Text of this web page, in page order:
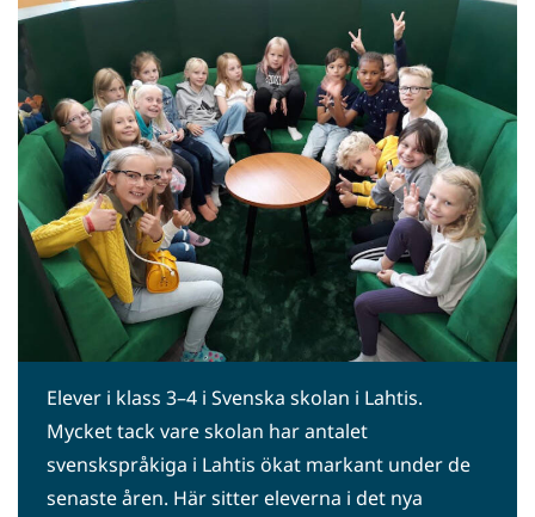
Elever i klass 3–4 i Svenska skolan i Lahtis.
Mycket tack vare skolan har antalet
svenskspråkiga i Lahtis ökat markant under de
senaste åren. Här sitter eleverna i det nya